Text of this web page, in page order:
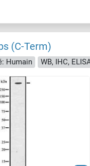
(C-Term)
Humain WB, IHC,